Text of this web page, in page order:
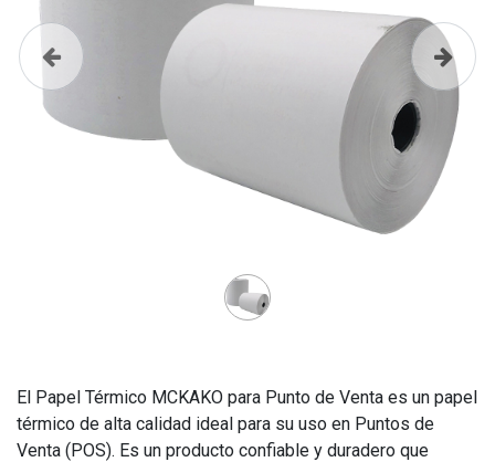
Anterior
El Papel Térmico MCKAKO para Punto de Venta es un papel
térmico de alta calidad ideal para su uso en Puntos de
Venta (POS). Es un producto confiable y duradero que